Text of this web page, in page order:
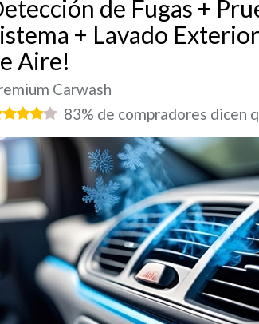
de Fugas +
+ Lavado
Aire!
Carwash
83% de compradores dicen